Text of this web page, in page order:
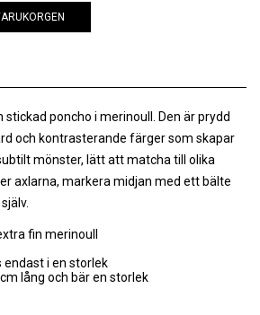
stickad poncho i merinoull. Den är prydd
och kontrasterande färger som skapar
mönster, lätt att matcha till olika
axlarna, markera midjan med ett bälte
fin merinoull
endast i en storlek
lång och bär en storlek